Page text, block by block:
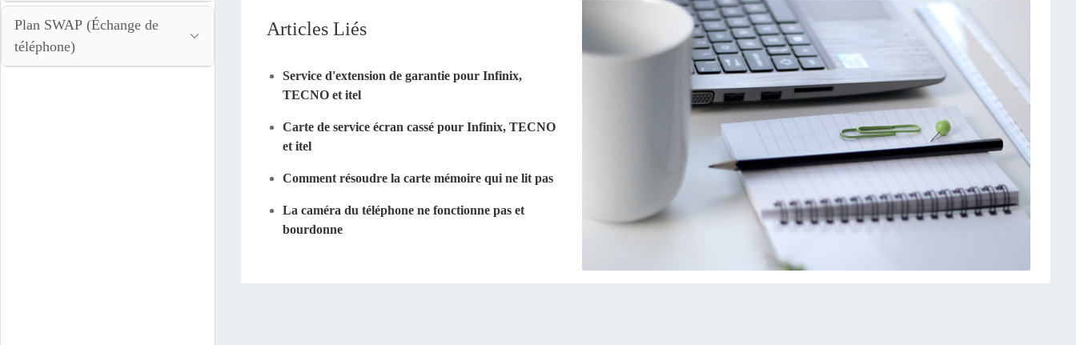
Plan SWAP (Échange de
téléphone)
Articles Liés
Service d'extension de garantie pour Infinix,
TECNO et itel
Carte de service écran cassé pour Infinix, TECNO
et itel
Comment résoudre la carte mémoire qui ne lit pas
La caméra du téléphone ne fonctionne pas et
bourdonne